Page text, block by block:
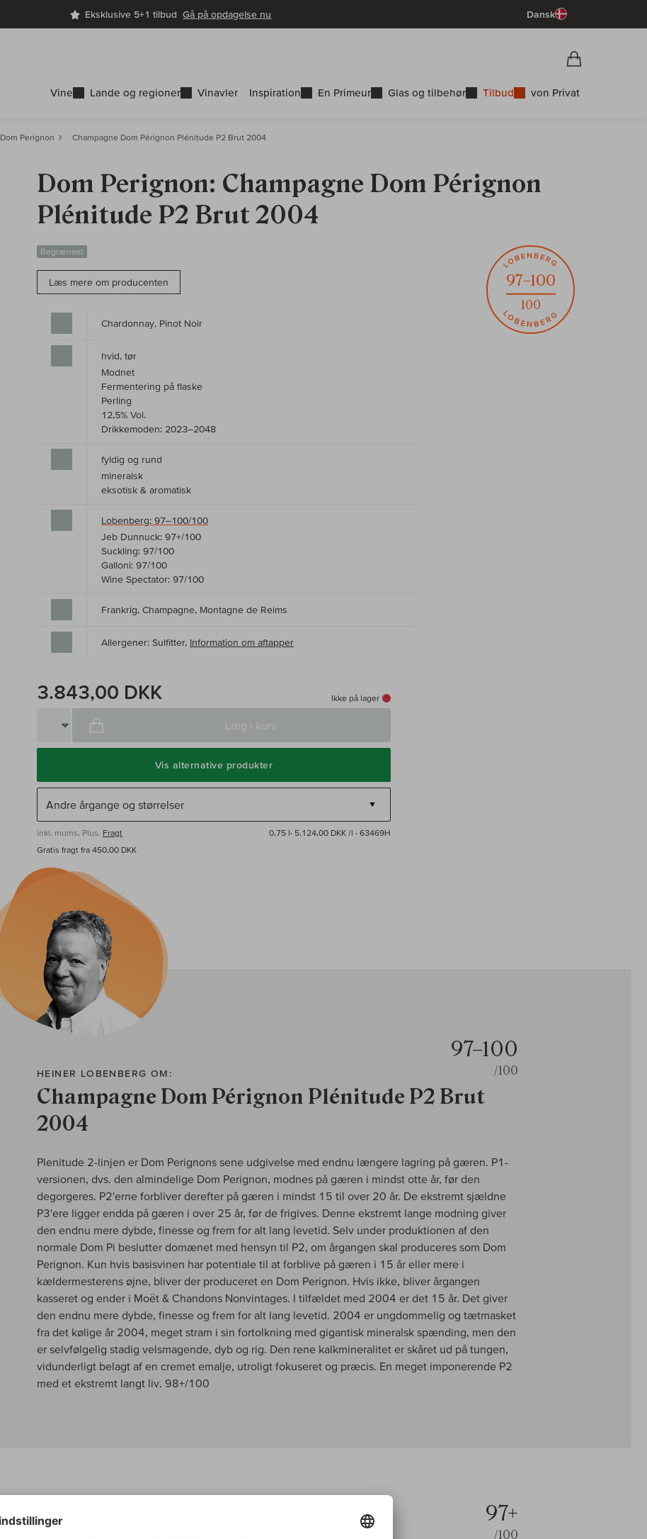
Eksklusive 5+1 tilbudGå på opdagelse nu Dansk
Vine Lande og regioner Vinavler Inspiration En Primeur Glas og tilbehør Tilbud von Privat
Dom Perignon Champagne Dom Pérignon Plénitude P2 Brut 2004
Dom Perignon: Champagne Dom Pérignon
Plénitude P2 Brut 2004
Begrænset
Læs mere om producenten 97–100
100
Chardonnay, Pinot Noir
hvid, tør
Modnet
Fermentering på flaske
Perling
12,5% Vol.
Drikkemoden: 2023–2048
fyldig og rund
mineralsk
eksotisk & aromatisk
Lobenberg: 97–100/100
Jeb Dunnuck: 97+/100
Suckling: 97/100
Galloni: 97/100
Wine Spectator: 97/100
Frankrig, Champagne, Montagne de Reims
Allergener: Sulfitter, Information om aftapper
3.843,00 DKK Ikke på lager
Læg i kurv
Vis alternative produkter
inkl. moms, Plus. Fragt 0,75 l· 5.124,00 DKK /l · 63469H
Gratis fragt fra 450,00 DKK
HEINER LOBENBERG OM:
Champagne Dom Pérignon Plénitude P2 Brut
2004
97–100
/100
Plenitude 2-linjen er Dom Perignons sene udgivelse med endnu længere lagring på gæren. P1-
versionen, dvs. den almindelige Dom Perignon, modnes på gæren i mindst otte år, før den
degorgeres. P2'erne forbliver derefter på gæren i mindst 15 til over 20 år. De ekstremt sjældne
P3'ere ligger endda på gæren i over 25 år, før de frigives. Denne ekstremt lange modning giver
den endnu mere dybde, finesse og frem for alt lang levetid. Selv under produktionen af den
normale Dom Pi beslutter domænet med hensyn til P2, om årgangen skal produceres som Dom
Perignon. Kun hvis basisvinen har potentiale til at forblive på gæren i 15 år eller mere i
kældermesterens øjne, bliver der produceret en Dom Perignon. Hvis ikke, bliver årgangen
kasseret og ender i Moët & Chandons Nonvintages. I tilfældet med 2004 er det 15 år. Det giver
den endnu mere dybde, finesse og frem for alt lang levetid. 2004 er ungdommelig og tætmasket
fra det kølige år 2004, meget stram i sin fortolkning med gigantisk mineralsk spænding, men den
er selvfølgelig stadig velsmagende, dyb og rig. Den rene kalkmineralitet er skåret ud på tungen,
vidunderligt belagt af en cremet emalje, utroligt fokuseret og præcis. En meget imponerende P2
med et ekstremt langt liv. 98+/100
97+
/100